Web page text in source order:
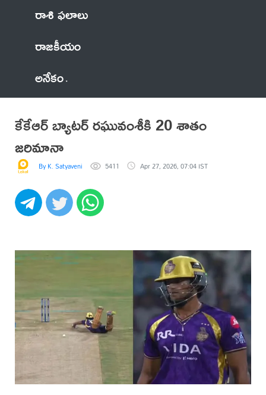
రాశి ఫలాలు
రాజకీయం
అనేకం
కేకేఆర్‌ బ్యాటర్ రఘువంశీకి 20 శాతం
జరిమానా
By K. Satyaveni 5411 Apr 27, 2026, 07:04 IST